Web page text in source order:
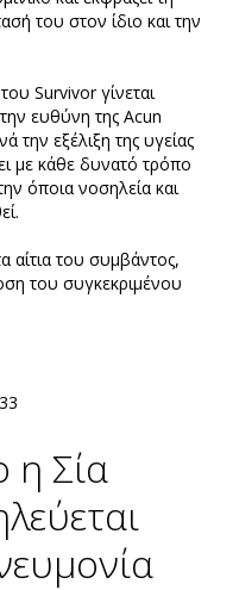
του στον ίδιο και την
Survivor γίνεται
ευθύνη της Acun
την εξέλιξη της υγείας
με κάθε δυνατό τρόπο
όποια νοσηλεία και
αίτια του συμβάντος,
του συγκεκριμένου
η Σία